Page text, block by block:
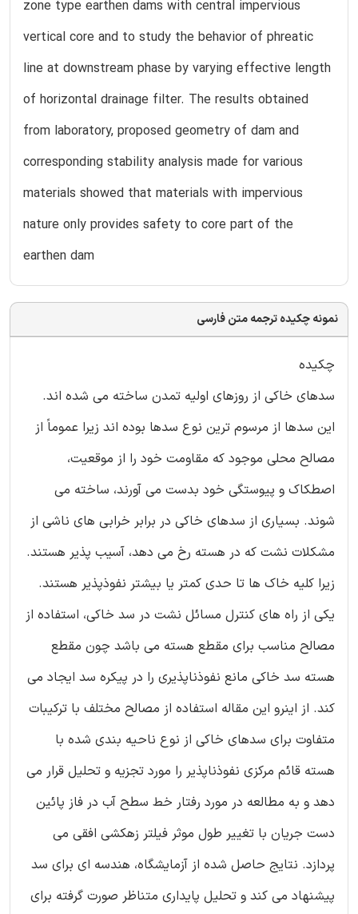
zone type earthen dams with central impervious
vertical core and to study the behavior of phreatic
line at downstream phase by varying effective length
of horizontal drainage filter. The results obtained
from laboratory, proposed geometry of dam and
corresponding stability analysis made for various
materials showed that materials with impervious
nature only provides safety to core part of the
earthen dam
نمونه چکیده ترجمه متن فارسی
چکیده
سدهای خاکی از روزهای اولیه تمدن ساخته می شده اند.
این سدها از مرسوم ترین نوع سدها بوده اند زیرا عموماً از
مصالح محلی موجود که مقاومت خود را از موقعیت،
اصطکاک و پیوستگی خود بدست می آورند، ساخته می
شوند. بسیاری از سدهای خاکی در برابر خرابی های ناشی از
مشکلات نشت که در هسته رخ می دهد، آسیب پذیر هستند.
زیرا کلیه خاک ها تا حدی کمتر یا بیشتر نفوذپذیر هستند.
یکی از راه های کنترل مسائل نشت در سد خاکی، استفاده از
مصالح مناسب برای مقطع هسته می باشد چون مقطع
هسته سد خاکی مانع نفوذناپذیری را در پیکره سد ایجاد می
کند. از اینرو این مقاله استفاده از مصالح مختلف با ترکیبات
متفاوت برای سدهای خاکی از نوع ناحیه بندی شده با
هسته قائم مرکزی نفوذناپذیر را مورد تجزیه و تحلیل قرار می
دهد و به مطالعه در مورد رفتار خط سطح آب در فاز پائین
دست جریان با تغییر طول موثر فیلتر زهکشی افقی می
پردازد. نتایج حاصل شده از آزمایشگاه، هندسه ای برای سد
پیشنهاد می کند و تحلیل پایداری متناظر صورت گرفته برای